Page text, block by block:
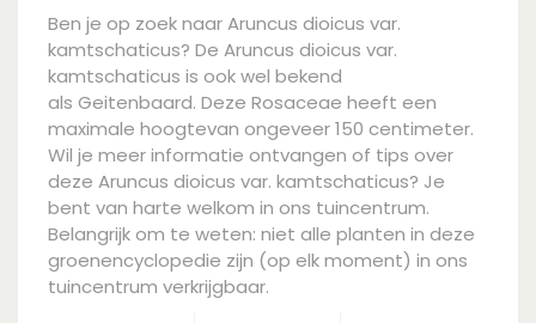
Ben je op zoek naar Aruncus dioicus var.
kamtschaticus? De Aruncus dioicus var.
kamtschaticus is ook wel bekend
als Geitenbaard. Deze Rosaceae heeft een
maximale hoogtevan ongeveer 150 centimeter.
Wil je meer informatie ontvangen of tips over
deze Aruncus dioicus var. kamtschaticus? Je
bent van harte welkom in ons tuincentrum.
Belangrijk om te weten: niet alle planten in deze
groenencyclopedie zijn (op elk moment) in ons
tuincentrum verkrijgbaar.